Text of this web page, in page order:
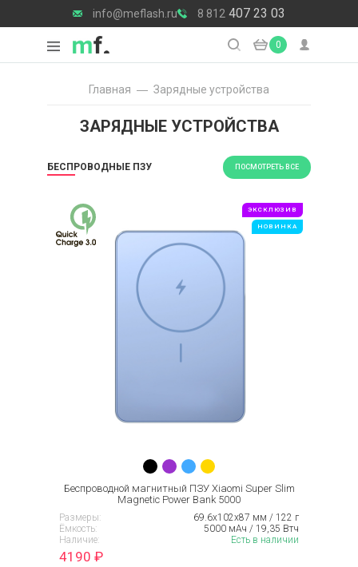
info@meflash.ru 8 812 407 23 03
0
Главная Зарядные уcтройства
ЗАРЯДНЫЕ УCТРОЙСТВА
БЕСПРОВОДНЫЕ ПЗУ ПОСМОТРЕТЬ ВСЕ
ЭКСКЛЮЗИВ
НОВИНКА
Беспроводной магнитный ПЗУ Xiaomi Super Slim
Magnetic Power Bank 5000
Размеры:
69.6х102х87 мм / 122 г
Ёмкость:
5000 мАч / 19,35 Втч
Наличие:
Есть в наличии
4190 ₽